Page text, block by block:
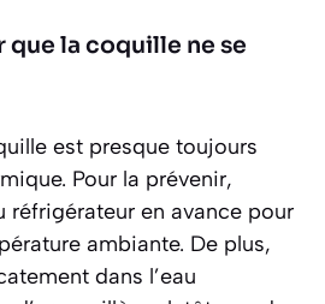
la coquille ne se
est presque toujours
Pour la prévenir,
en avance pour
ambiante. De plus,
dans l’eau